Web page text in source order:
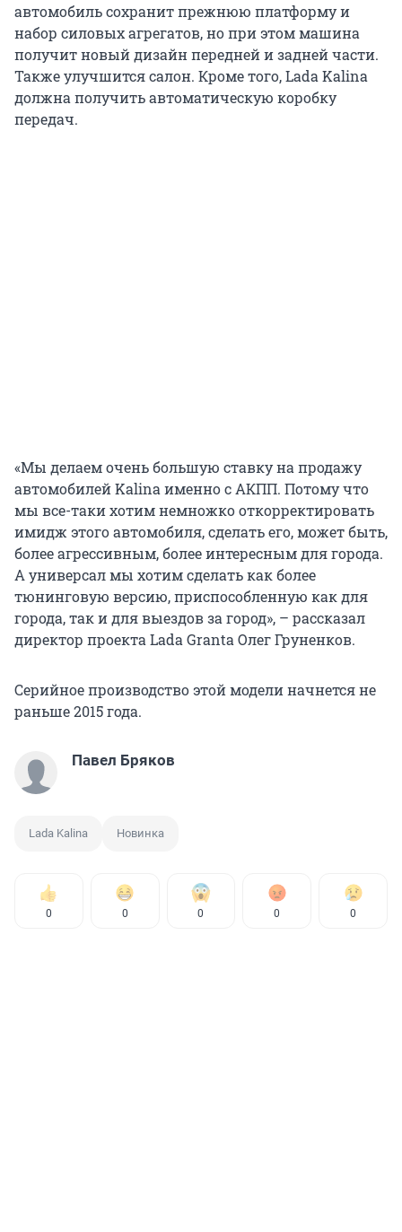
автомобиль сохранит прежнюю платформу и
набор силовых агрегатов, но при этом машина
получит новый дизайн передней и задней части.
Также улучшится салон. Кроме того, Lada Kalina
должна получить автоматическую коробку
передач.
«Мы делаем очень большую ставку на продажу
автомобилей Kalina именно с АКПП. Потому что
мы все-таки хотим немножко откорректировать
имидж этого автомобиля, сделать его, может быть,
более агрессивным, более интересным для города.
А универсал мы хотим сделать как более
тюнинговую версию, приспособленную как для
города, так и для выездов за город», – рассказал
директор проекта Lada Granta Олег Груненков.
Серийное производство этой модели начнется не
раньше 2015 года.
Павел Бряков
Lada Kalina Новинка
0 0 0 0 0